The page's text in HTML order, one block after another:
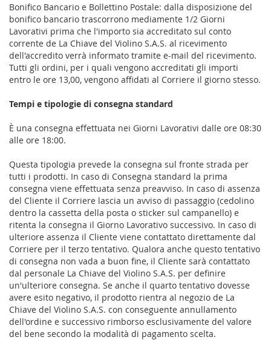
Bonifico Bancario e Bollettino Postale: dalla disposizione del
bonifico bancario trascorrono mediamente 1/2 Giorni
Lavorativi prima che l'importo sia accreditato sul conto
corrente de La Chiave del Violino S.A.S. al ricevimento
dell'accredito verrà informato tramite e-mail del ricevimento.
Tutti gli ordini, per i quali vengono accreditati gli importi
entro le ore 13,00, vengono affidati al Corriere il giorno stesso.
Tempi e tipologie di consegna standard
È una consegna effettuata nei Giorni Lavorativi dalle ore 08:30
alle ore 18:00.
Questa tipologia prevede la consegna sul fronte strada per
tutti i prodotti. In caso di Consegna standard la prima
consegna viene effettuata senza preavviso. In caso di assenza
del Cliente il Corriere lascia un avviso di passaggio (cedolino
dentro la cassetta della posta o sticker sul campanello) e
ritenta la consegna il Giorno Lavorativo successivo. In caso di
ulteriore assenza il Cliente viene contattato direttamente dal
Corriere per il terzo tentativo. Qualora anche questo tentativo
di consegna non vada a buon fine, il Cliente sarà contattato
dal personale La Chiave del Violino S.A.S. per definire
un'ulteriore consegna. Se anche il quarto tentativo dovesse
avere esito negativo, il prodotto rientra al negozio de La
Chiave del Violino S.A.S. con conseguente annullamento
dell'ordine e successivo rimborso esclusivamente del valore
del bene secondo la modalità di pagamento scelta.